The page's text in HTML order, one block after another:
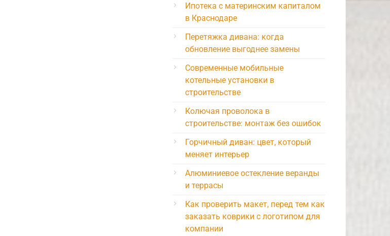
Ипотека с материнским капиталом
в Краснодаре
Перетяжка дивана: когда
обновление выгоднее замены
Современные мобильные
котельные установки в
строительстве
Колючая проволока в
строительстве: монтаж без ошибок
Горчичный диван: цвет, который
меняет интерьер
Алюминиевое остекление веранды
и террасы
Как проверить макет, перед тем как
заказать коврики с логотипом для
компании